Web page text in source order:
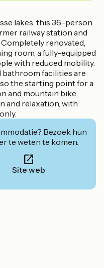
lakes, this 36-person
railway station and
Completely renovated,
room, a fully-equipped
with reduced mobility.
bathroom facilities are
the starting point for a
and mountain bike
and relaxation, with
Bezoek hun
te weten te komen.
Site web